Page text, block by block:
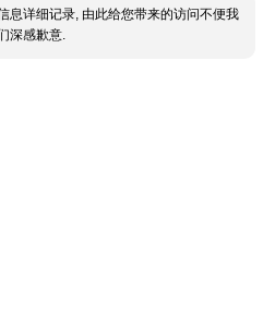
息详细记录, 由此给您带来的访问不便我
深感歉意.